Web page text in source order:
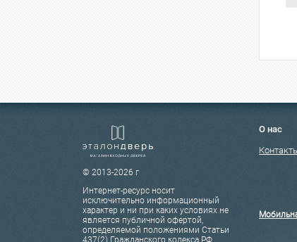
© 2013-2026 г
Интернет-ресурс носит
исключительно информационный
характер и ни при каких условиях не
является публичной офертой,
определяемой положениями Статьи
437(2) Гражданского кодекса РФ.
О нас